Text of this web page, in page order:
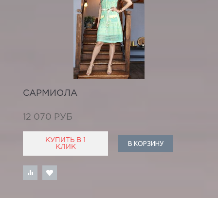
САРМИОЛА
12 070 РУБ
КУПИТЬ В 1
КЛИК
В КОРЗИНУ